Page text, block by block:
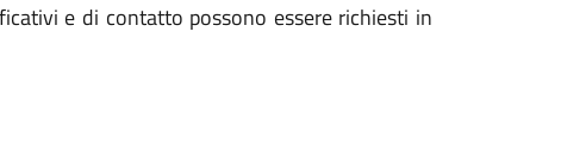
e di contatto possono essere richiesti in